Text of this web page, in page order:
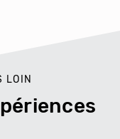
LOIN